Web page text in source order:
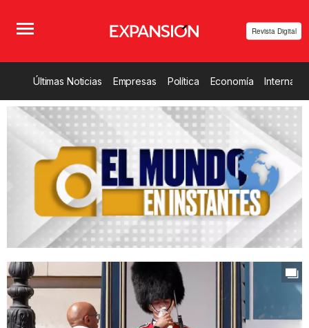
Revista Digital
Últimas Noticias Empresas Política Economía